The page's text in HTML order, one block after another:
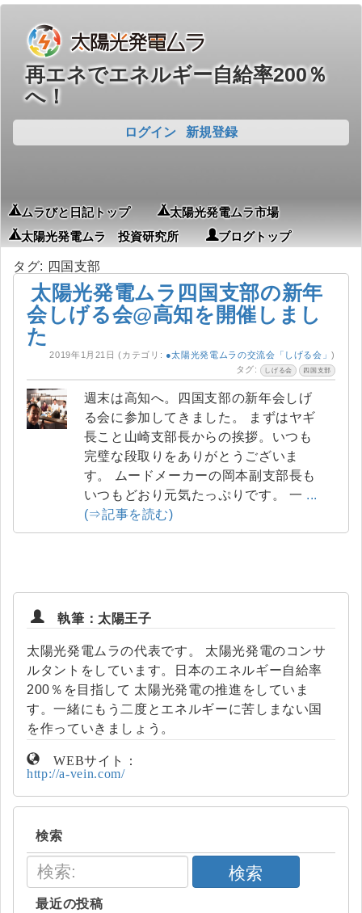
再エネでエネルギー自給率200％
へ！
ログイン 新規登録
ムラびと日記トップ
太陽光発電ムラ市場
太陽光発電ムラ 投資研究所
ブログトップ
タグ: 四国支部
太陽光発電ムラ四国支部の新年
会しげる会@高知を開催しまし
た
2019年1月21日 (カテゴリ: ●太陽光発電ムラの交流会「しげる会」)
タグ:
しげる会 四国支部
週末は高知へ。四国支部の新年会しげ
る会に参加してきました。 まずはヤギ
長こと山崎支部長からの挨拶。いつも
完璧な段取りをありがとうございま
す。 ムードメーカーの岡本副支部長も
いつもどおり元気たっぷりです。 一 ...
(⇒記事を読む)
執筆：太陽王子
太陽光発電ムラの代表です。 太陽光発電のコンサ
ルタントをしています。日本のエネルギー自給率
200％を目指して 太陽光発電の推進をしていま
す。一緒にもう二度とエネルギーに苦しまない国
を作っていきましょう。
WEBサイト：
http://a-vein.com/
検索
検索
最近の投稿